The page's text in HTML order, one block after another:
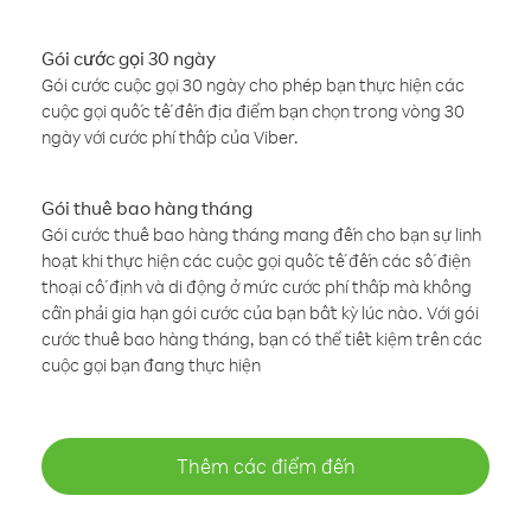
Gói cước gọi 30 ngày
Gói cước cuộc gọi 30 ngày cho phép bạn thực hiện các
cuộc gọi quốc tế đến địa điểm bạn chọn trong vòng 30
ngày với cước phí thấp của Viber.
Gói thuê bao hàng tháng
Gói cước thuê bao hàng tháng mang đến cho bạn sự linh
hoạt khi thực hiện các cuộc gọi quốc tế đến các số điện
thoại cố định và di động ở mức cước phí thấp mà không
cần phải gia hạn gói cước của bạn bất kỳ lúc nào. Với gói
cước thuê bao hàng tháng, bạn có thể tiết kiệm trên các
cuộc gọi bạn đang thực hiện
Thêm các điểm đến